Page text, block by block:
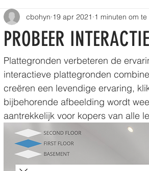
PROBEER
cbohyn 19 apr 2021 1 minuten om te
Plattegronden verbeteren de
interactieve plattegronden
creëren een levendige ervaring,
bijbehorende afbeelding wordt
aantrekkelijk voor kopers van alle